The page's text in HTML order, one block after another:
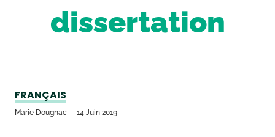
dissertation
FRANÇAIS
Marie Dougnac 14 Juin 2019